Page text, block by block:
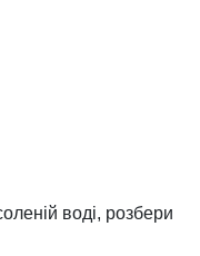
воді, розбери